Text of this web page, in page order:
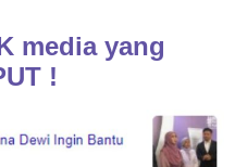
media yang
!